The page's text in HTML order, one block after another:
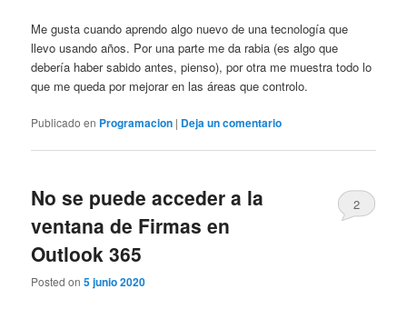
Me gusta cuando aprendo algo nuevo de una tecnología que
llevo usando años. Por una parte me da rabia (es algo que
debería haber sabido antes, pienso), por otra me muestra todo lo
que me queda por mejorar en las áreas que controlo.
Publicado en Programacion | Deja un comentario
No se puede acceder a la
ventana de Firmas en
Outlook 365
Posted on5 junio 2020
2